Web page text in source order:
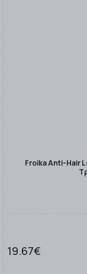
Froika Anti-Hair
19.67€